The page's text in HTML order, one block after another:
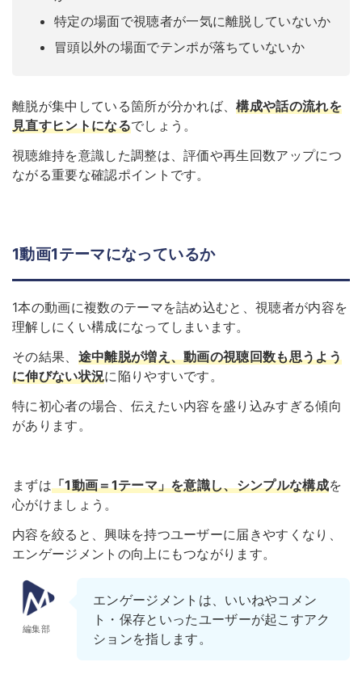
特定の場面で視聴者が一気に離脱していないか
冒頭以外の場面でテンポが落ちていないか
離脱が集中している箇所が分かれば、構成や話の流れを
見直すヒントになるでしょう。
視聴維持を意識した調整は、評価や再生回数アップにつ
ながる重要な確認ポイントです。
1動画1テーマになっているか
1本の動画に複数のテーマを詰め込むと、視聴者が内容を
理解しにくい構成になってしまいます。
その結果、 途中離脱が増え、動画の視聴回数も思うよう
に伸びない状況に陥りやすいです。
特に初心者の場合、伝えたい内容を盛り込みすぎる傾向
があります。
まずは「1動画＝1テーマ」を意識し、シンプルな構成を
心がけましょう。
内容を絞ると、興味を持つユーザーに届きやすくなり、
エンゲージメントの向上にもつながります。
編集部
エンゲージメントは、いいねやコメン
ト・保存といったユーザーが起こすアク
ションを指します。